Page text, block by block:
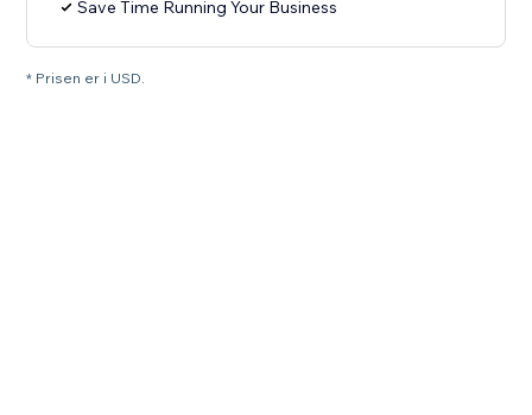
Save Time Running Your Business
* Prisen er i USD.